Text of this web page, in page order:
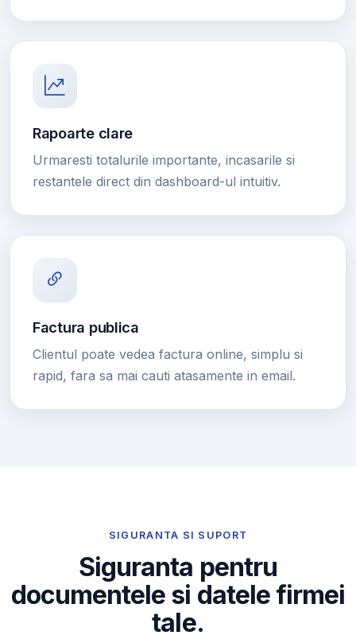
Rapoarte clare
Urmaresti totalurile importante, incasarile si
restantele direct din dashboard-ul intuitiv.
Factura publica
Clientul poate vedea factura online, simplu si
rapid, fara sa mai cauti atasamente in email.
SIGURANTA SI SUPORT
Siguranta pentru
documentele si datele firmei
tale.